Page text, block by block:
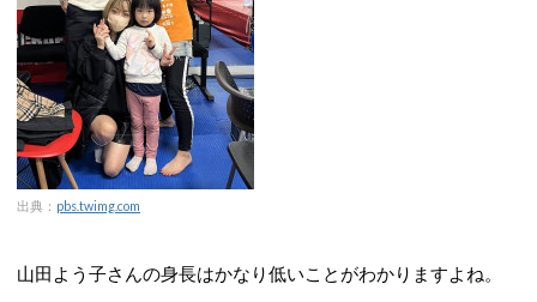
出典： pbs.twimg.com
山田よう子さんの身長はかなり低いことがわかりますよね。